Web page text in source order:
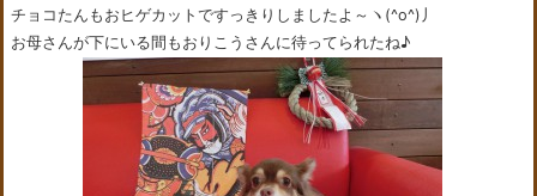
チョコたんもおヒゲカットですっきりしましたよ～ヽ(^o^)丿
お母さんが下にいる間もおりこうさんに待ってられたね♪